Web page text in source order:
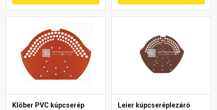
Klöber PVC kúpcserép
Leier kúpcseréplezáró